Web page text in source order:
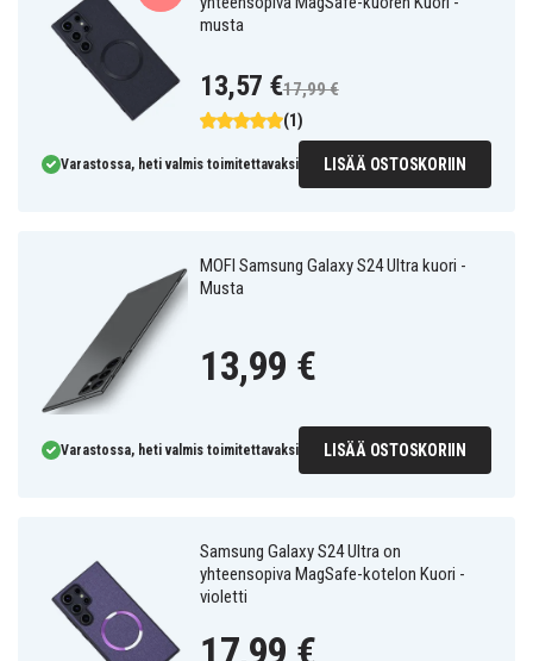
musta
(1)
13,57 €17,99 €
Varastossa, heti valmis toimitettavaksi LISÄÄ OSTOSKORIIN
MOFI Samsung Galaxy S24 Ultra kuori -
Musta
13,99 €
Varastossa, heti valmis toimitettavaksi LISÄÄ OSTOSKORIIN
Samsung Galaxy S24 Ultra on
yhteensopiva MagSafe-kotelon Kuori -
violetti
17,99 €